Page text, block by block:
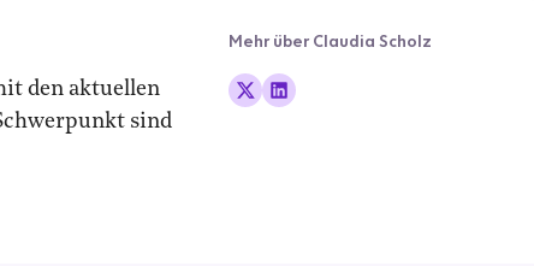
den aktuellen
sind
Mehr über Claudia Scholz